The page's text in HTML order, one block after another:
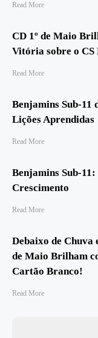
Read More
CD 1º de Maio
Vitória sobre o
Read More
Benjamins Sub-11
Lições Aprendidas
Read More
Benjamins Sub-
Crescimento
Read More
Debaixo de Chuva
de Maio Brilham
Cartão Branco!
Read More